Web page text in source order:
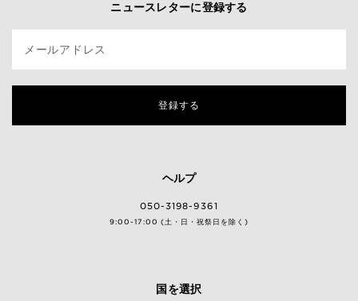
ニュースレターに登録する
メールアドレス
登録する
ヘルプ
050-3198-9361
9:00-17:00 (土・日・祝祭日を除く)
国を選択